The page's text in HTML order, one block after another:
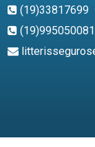
(19)33817699
(19)995050081